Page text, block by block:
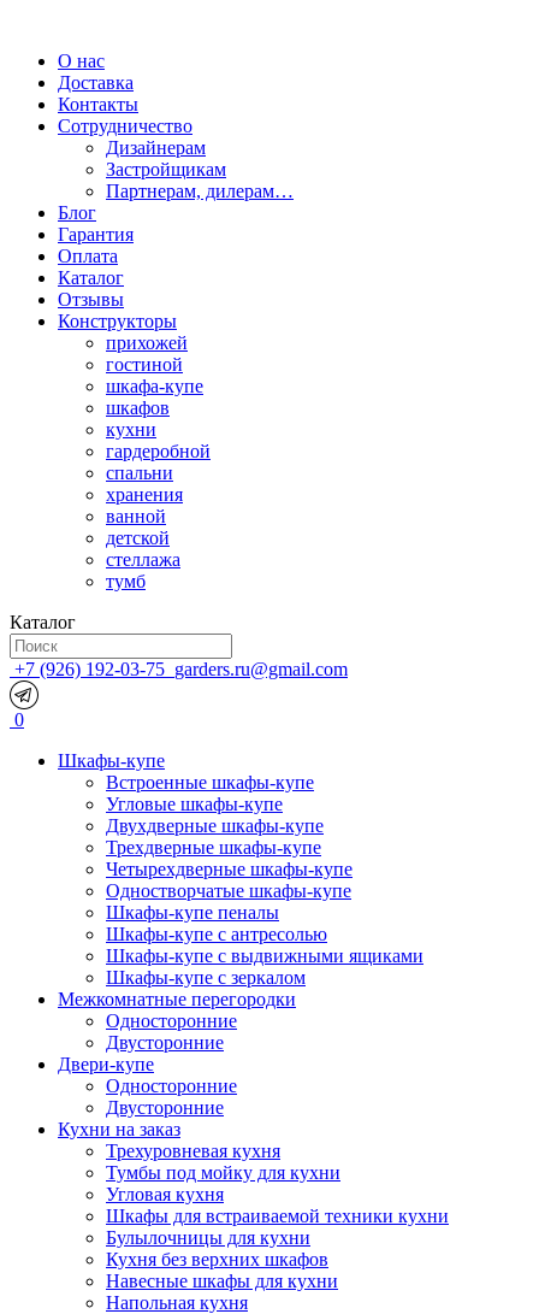
О нас
Доставка
Контакты
Сотрудничество
Дизайнерам
Застройщикам
Партнерам, дилерам…
Блог
Гарантия
Оплата
Каталог
Отзывы
Конструкторы
прихожей
гостиной
шкафа-купе
шкафов
кухни
гардеробной
спальни
хранения
ванной
детской
стеллажа
тумб
Каталог
+7 (926) 192-03-75 garders.ru@gmail.com
0
Шкафы-купе
Встроенные шкафы-купе
Угловые шкафы-купе
Двухдверные шкафы-купе
Трехдверные шкафы-купе
Четырехдверные шкафы-купе
Одностворчатые шкафы-купе
Шкафы-купе пеналы
Шкафы-купе с антресолью
Шкафы-купе с выдвижными ящиками
Шкафы-купе с зеркалом
Межкомнатные перегородки
Односторонние
Двусторонние
Двери-купе
Односторонние
Двусторонние
Кухни на заказ
Трехуровневая кухня
Тумбы под мойку для кухни
Угловая кухня
Шкафы для встраиваемой техники кухни
Булылочницы для кухни
Кухня без верхних шкафов
Навесные шкафы для кухни
Напольная кухня